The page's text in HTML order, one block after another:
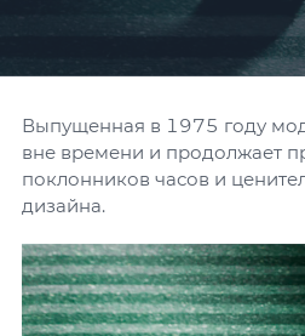
Выпущенная в 1975 году
вне времени и продолжает
поклонников часов и
дизайна.